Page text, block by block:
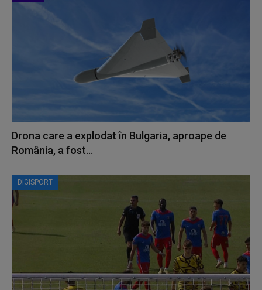
Drona care a explodat în Bulgaria, aproape de
România, a fost...
DIGISPORT